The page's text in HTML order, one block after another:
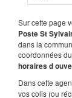
Sur cette page
Poste St
dans la
coordonnées
horaires d
Dans cette
vos colis (ou